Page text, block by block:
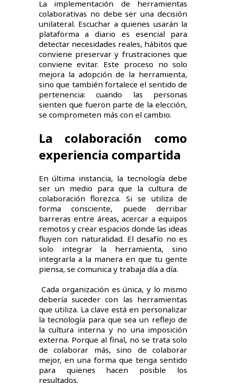
La implementación de herramientas
colaborativas no debe ser una decisión
unilateral. Escuchar a quienes usarán la
plataforma a diario es esencial para
detectar necesidades reales, hábitos que
conviene preservar y frustraciones que
conviene evitar. Este proceso no solo
mejora la adopción de la herramienta,
sino que también fortalece el sentido de
pertenencia: cuando las personas
sienten que fueron parte de la elección,
se comprometen más con el cambio.
La colaboración como
experiencia compartida
En última instancia, la tecnología debe
ser un medio para que la cultura de
colaboración florezca. Si se utiliza de
forma consciente, puede derribar
barreras entre áreas, acercar a equipos
remotos y crear espacios donde las ideas
fluyen con naturalidad. El desafío no es
solo integrar la herramienta, sino
integrarla a la manera en que tu gente
piensa, se comunica y trabaja día a día.
Cada organización es única, y lo mismo
debería suceder con las herramientas
que utiliza. La clave está en personalizar
la tecnología para que sea un reflejo de
la cultura interna y no una imposición
externa. Porque al final, no se trata solo
de colaborar más, sino de colaborar
mejor, en una forma que tenga sentido
para quienes hacen posible los
resultados.